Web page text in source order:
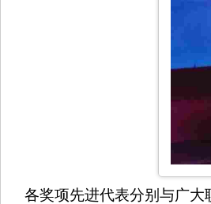
各奖项先进代表分别与广